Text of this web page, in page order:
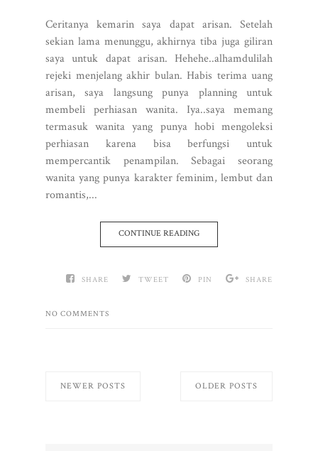
Ceritanya kemarin saya dapat arisan. Setelah
sekian lama menunggu, akhirnya tiba juga giliran
saya untuk dapat arisan. Hehehe..alhamdulilah
rejeki menjelang akhir bulan. Habis terima uang
arisan, saya langsung punya planning untuk
membeli perhiasan wanita. Iya..saya memang
termasuk wanita yang punya hobi mengoleksi
perhiasan karena bisa berfungsi untuk
mempercantik penampilan. Sebagai seorang
wanita yang punya karakter feminim, lembut dan
romantis,...
CONTINUE READING
SHARE TWEET PIN SHARE
NO COMMENTS
NEWER POSTS OLDER POSTS